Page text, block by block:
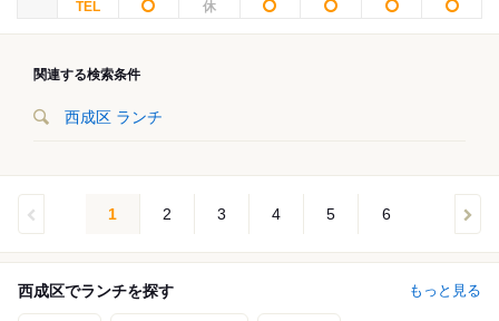
関連する検索条件
西成区 ランチ
1 2 3 4 5 6
西成区でランチを探す もっと見る